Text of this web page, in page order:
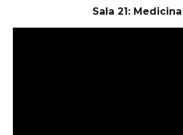
Sala 21: Medicina